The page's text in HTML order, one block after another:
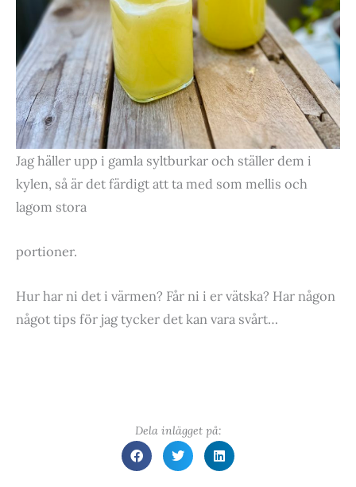
Jag häller upp i gamla syltburkar och ställer dem i
kylen, så är det färdigt att ta med som mellis och
lagom stora
portioner.
Hur har ni det i värmen? Får ni i er vätska? Har någon
något tips för jag tycker det kan vara svårt…
Dela inlägget på: